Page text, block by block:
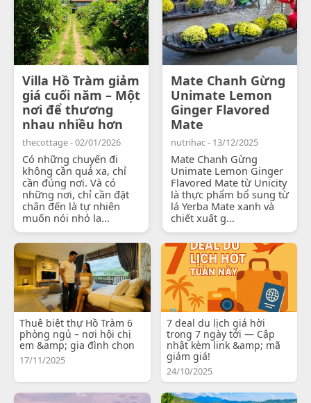
Villa Hồ Tràm giảm
giá cuối năm – Một
nơi để thương
nhau nhiều hơn
thecottage - 02/01/2026
Có những chuyến đi
không cần quá xa, chỉ
cần đúng nơi. Và có
những nơi, chỉ cần đặt
chân đến là tự nhiên
muốn nói nhỏ lạ...
Mate Chanh Gừng
Unimate Lemon
Ginger Flavored
Mate
nutrihac - 13/12/2025
Mate Chanh Gừng
Unimate Lemon Ginger
Flavored Mate từ Unicity
là thực phẩm bổ sung từ
lá Yerba Mate xanh và
chiết xuất g...
Thuê biệt thự Hồ Tràm 6
phòng ngủ – nơi hội chị
em &amp; gia đình chọn
17/11/2025
7 deal du lịch giá hời
trong 7 ngày tới — Cập
nhật kèm link &amp; mã
giảm giá!
24/10/2025